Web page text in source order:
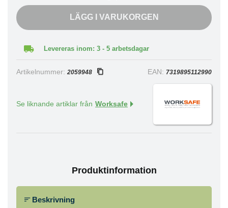
LÄGG I VARUKORGEN
Levereras inom: 3 - 5 arbetsdagar
Artikelnummer: 2059948 EAN: 7319895112990
Se liknande artiklar från Worksafe
Produktinformation
Beskrivning